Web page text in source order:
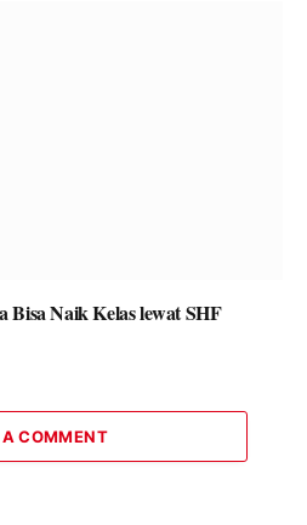
Naik Kelas lewat SHF
COMMENT